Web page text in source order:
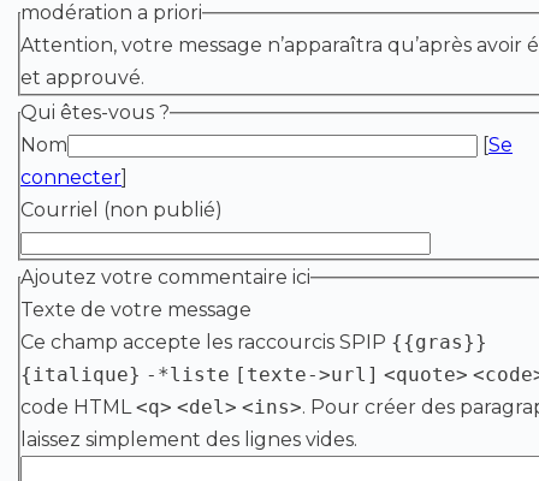
modération a priori
Attention, votre message n’apparaîtra qu’après avoir
et approuvé.
Qui êtes-vous ?
Nom
[Se
connecter]
Courriel (non publié)
Ajoutez votre commentaire ici
Texte de votre message
Ce champ accepte les raccourcis SPIP {{gras}}
{italique} -*liste [texte->url] <quote>
code HTML<q> <del> <ins>. Pour créer des
laissez simplement des lignes vides.